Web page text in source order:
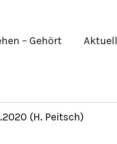
– Gehört Aktuell
(H. Peitsch)